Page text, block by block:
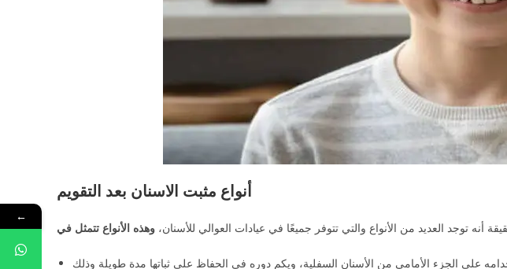
أنواع مثبت الاسنان بعد التقويم
توجد العديد من الأنواع والتي تتوفر جميعًا في عيادات العوالي للأسنان،
على الجزء الأمامي من الأسنان السفلية، ويكم دوره في الحفاظ على ثباتها مدة طويلة وذلك
←